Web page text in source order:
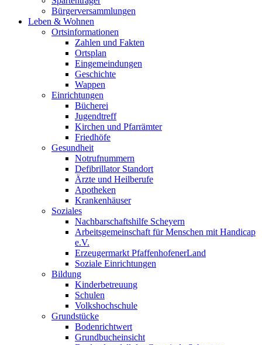
Bürgerversammlungen
Leben & Wohnen
Ortsinformationen
Zahlen und Fakten
Ortsplan
Eingemeindungen
Geschichte
Wappen
Einrichtungen
Bücherei
Jugendtreff
Kirchen und Pfarrämter
Friedhöfe
Gesundheit
Notrufnummern
Defibrillator Standort
Ärzte und Heilberufe
Apotheken
Krankenhäuser
Soziales
Nachbarschaftshilfe Scheyern
Arbeitsgemeinschaft für Menschen mit Handicap
e.V.
Erzeugermarkt PfaffenhofenerLand
Soziale Einrichtungen
Bildung
Kinderbetreuung
Schulen
Volkshochschule
Grundstücke
Bodenrichtwert
Grundbucheinsicht